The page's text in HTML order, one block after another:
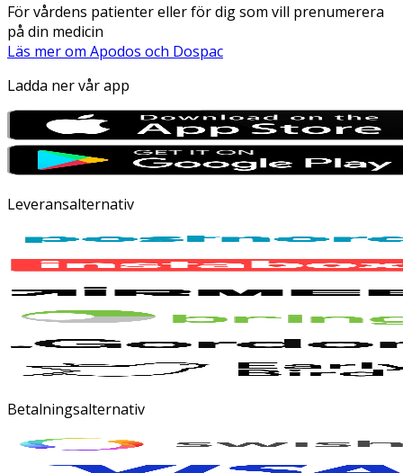
För vårdens patienter eller för dig som vill prenumerera
på din medicin
Läs mer om Apodos och Dospac
Ladda ner vår app
Leveransalternativ
Betalningsalternativ